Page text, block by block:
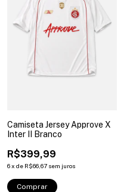
Camiseta Jersey Approve X
Inter II Branco
R$399,99
6x de R$66,67 sem juros
Comprar